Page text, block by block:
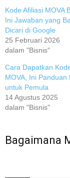
Kode Afiliasi MOVA
Ini Jawaban yang
Dicari di Google
25 Februari 2026
dalam "Bisnis"
Cara Dapatkan
MOVA, Ini Panduan
untuk Pemula
14 Agustus 2025
dalam "Bisnis"
Bagaimana